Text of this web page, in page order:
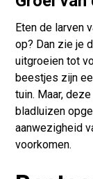
Eten de larven
op? Dan zie je
uitgroeien tot
beestjes zijn
tuin. Maar,
bladluizen
aanwezigheid
voorkomen.